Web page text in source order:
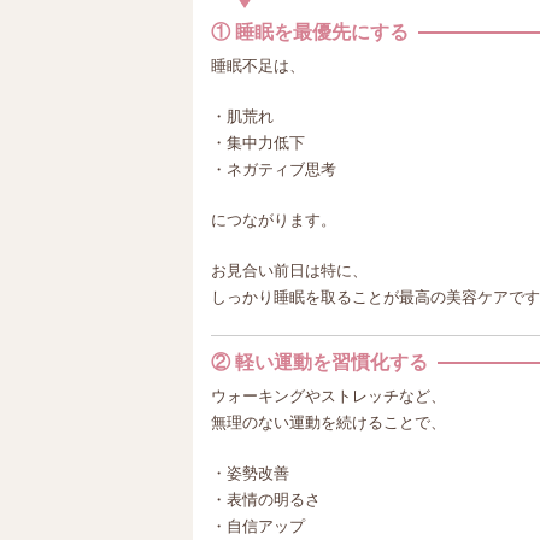
① 睡眠を最優先にする
睡眠不足は、
・肌荒れ
・集中力低下
・ネガティブ思考
につながります。
お見合い前日は特に、
しっかり睡眠を取ることが最高の美容ケアで
② 軽い運動を習慣化する
ウォーキングやストレッチなど、
無理のない運動を続けることで、
・姿勢改善
・表情の明るさ
・自信アップ